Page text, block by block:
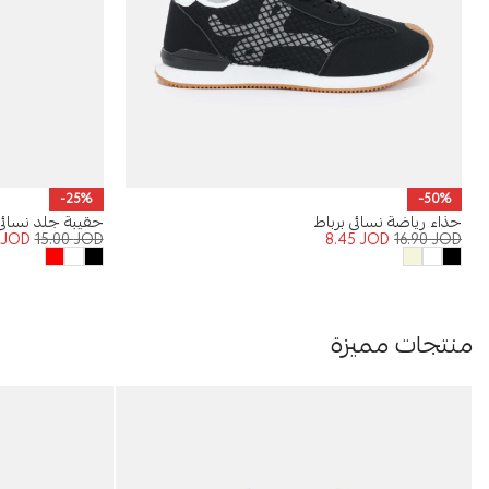
-50%
حذاء رياضة نسائي برباط
16.90JOD
8.45JOD
-25%
حقيبة جلد
15.00JOD
JOD
منتجات مميزة